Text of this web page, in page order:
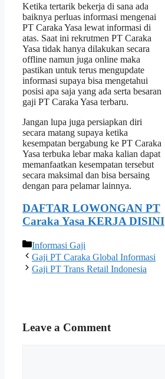
Ketika tertarik bekerja di sana ada
baiknya perluas informasi mengenai
PT Caraka Yasa lewat informasi di
atas. Saat ini rekrutmen PT Caraka
Yasa tidak hanya dilakukan secara
offline namun juga online maka
pastikan untuk terus mengupdate
informasi supaya bisa mengetahui
posisi apa saja yang ada serta besaran
gaji PT Caraka Yasa terbaru.
Jangan lupa juga persiapkan diri
secara matang supaya ketika
kesempatan bergabung ke PT Caraka
Yasa terbuka lebar maka kalian dapat
memanfaatkan kesempatan tersebut
secara maksimal dan bisa bersaing
dengan para pelamar lainnya.
DAFTAR LOWONGAN PT
Caraka Yasa KERJA DISINI
Categories
Informasi Gaji
Gaji PT Caraka Global Informasi
Gaji PT Trans Retail Indonesia
Leave a Comment